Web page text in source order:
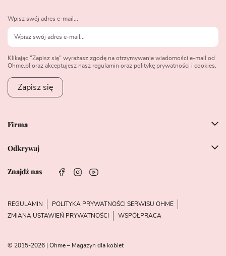
Firma
Odkrywaj
Znajdź nas
Wpisz swój adres e-mail...
Klikając "Zapisz się" wyrażasz zgodę na otrzymywanie wiadomości e-mail od
Ohme.pl oraz akceptujesz nasz regulamin oraz politykę prywatności i cookies.
Zapisz się
REGULAMIN
POLITYKA PRYWATNOŚCI SERWISU OHME
ZMIANA USTAWIEŃ PRYWATNOŚCI
WSPÓŁPRACA
© 2015-2026 | Ohme – Magazyn dla kobiet